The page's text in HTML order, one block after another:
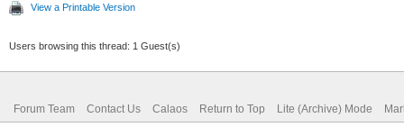
View a Printable Version
Users browsing this thread: 1 Guest(s)
Forum Team Contact Us Calaos Return to Top Lite (Archive) Mode